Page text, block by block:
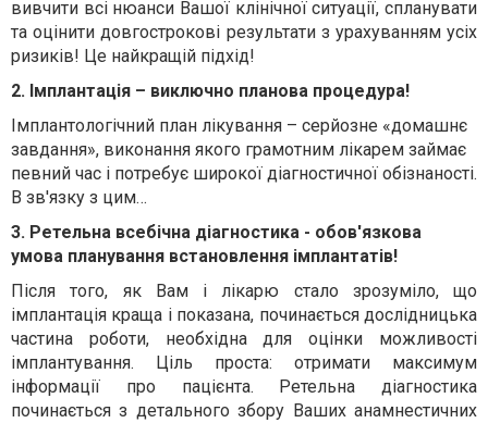
вивчити всі нюанси Вашої клінічної ситуації, спланувати
та оцінити довгострокові результати з урахуванням усіх
ризиків! Це найкращій підхід!
2. Імплантація – виключно планова процедура!
Імплантологічний план лікування – серйозне «домашнє
завдання», виконання якого грамотним лікарем займає
певний час і потребує широкої діагностичної обізнаності.
В зв'язку з цим…
3. Ретельна всебічна діагностика - обов'язкова
умова планування встановлення імплантатів!
Після того, як Вам і лікарю стало зрозуміло, що
імплантація краща і показана, починається дослідницька
частина роботи, необхідна для оцінки можливості
імплантування. Ціль проста: отримати максимум
інформації про пацієнта. Ретельна діагностика
починається з детального збору Ваших анамнестичних